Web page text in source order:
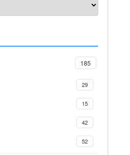
185
29
15
42
52